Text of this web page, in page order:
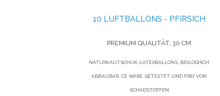
10 LUFTBALLONS - PFIRSICH
PREMIUM QUALITÄT, 30 CM
NATURKAUTSCHUK-LATEXBALLONS, BIOLOGISCH
ABBAUBAR, CE WARE, GETESTET UND FREI VON
SCHADSTOFFEN